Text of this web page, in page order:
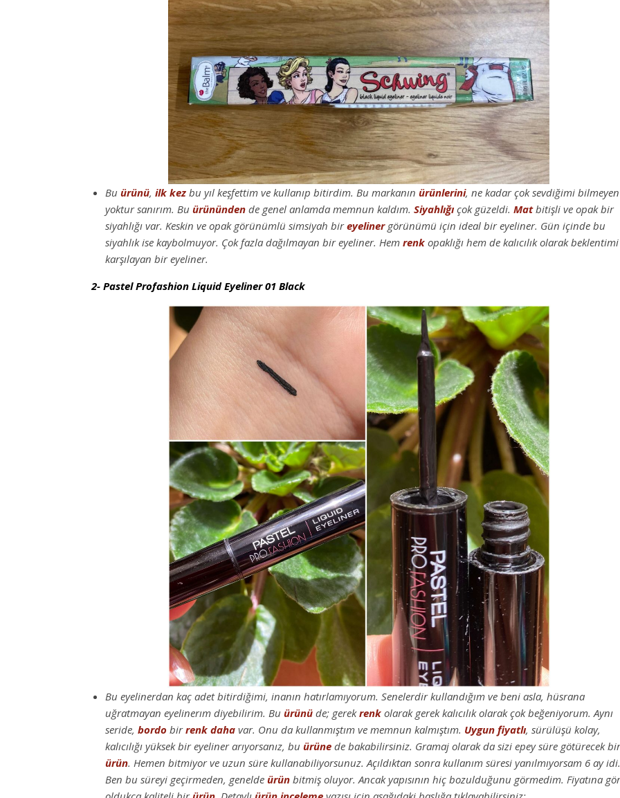
Bu ürünü, ilk kez bu yıl keşfettim ve kullanıp bitirdim. Bu markanın ürünlerini, ne kadar çok sevdiğimi bilmeyen
yoktur sanırım. Bu ürününden de genel anlamda memnun kaldım. Siyahlığıçok güzeldi. Matbitişli ve opak bir
siyahlığı var. Keskin ve opak görünümlü simsiyah bireyelinergörünümü için ideal bir eyeliner. Gün içinde bu
siyahlık ise kaybolmuyor. Çok fazla dağılmayan bir eyeliner. Hem renk opaklığı hem de kalıcılık olarak beklentimi
karşılayan bir eyeliner.
2- Pastel Profashion Liquid Eyeliner 01 Black
Bu eyelinerdan kaç adet bitirdiğimi, inanın hatırlamıyorum. Senelerdir kullandığım ve beni asla, hüsrana
uğratmayan eyelinerım diyebilirim. Bu ürünü de; gerekrenk olarak gerek kalıcılık olarak çok beğeniyorum. Aynı
seride, bordo birrenk daha var. Onu da kullanmıştım ve memnun kalmıştım. Uygun fiyatlı, sürülüşü kolay,
kalıcılığı yüksek bir eyeliner arıyorsanız, bu ürüne de bakabilirsiniz. Gramaj olarak da sizi epey süre götürecek bir
ürün. Hemen bitmiyor ve uzun süre kullanabiliyorsunuz. Açıldıktan sonra kullanım süresi yanılmıyorsam 6 ay idi.
Ben bu süreyi geçirmeden, genelde ürün bitmiş oluyor. Ancak yapısının hiç bozulduğunu görmedim. Fiyatına